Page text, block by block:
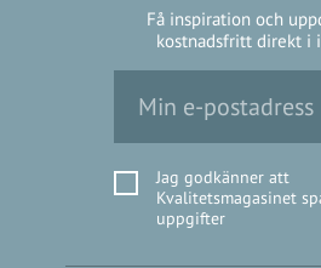
Få inspiration och
kostnadsfritt direkt i
Jag godkänner att
Kvalitetsmagasinet
uppgifter